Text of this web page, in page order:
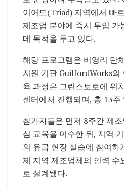
이어드(Triad) 지역에서 빠
제조업 분야에 즉시 투입 가
데 목적을 두고 있다.
해당 프로그램은 비영리 단
지원 기관 GuilfordWorks의
육 과정은 그린스보로에 위
센터에서 진행되며, 총 13
참가자들은 먼저 8주간 제
심 교육을 이수한 뒤, 지역
의 유급 현장 실습에 참여하
제 지역 제조업체의 인력 수
로 설계됐다.